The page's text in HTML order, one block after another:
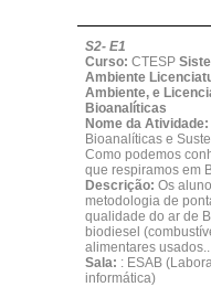
S2- E1
Curso:CTESP
Ambiente
Ambiente, e
Bioanalíticas
Nome da
Bioanalíticas e
Como podemos
que respiramos em
Descrição: Os
metodologia de
qualidade do ar de
biodiesel
alimentares usados..
Sala: : ESAB
informática)